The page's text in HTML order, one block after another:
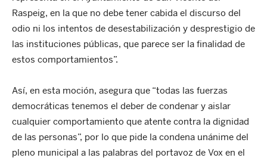
Raspeig, en la que no debe tener cabida el discurso del
odio ni los intentos de desestabilización y desprestigio de
las instituciones públicas, que parece ser la finalidad de
estos comportamientos”.
Así, en esta moción, asegura que “todas las fuerzas
democráticas tenemos el deber de condenar y aislar
cualquier comportamiento que atente contra la dignidad
de las personas”, por lo que pide la condena unánime del
pleno municipal a las palabras del portavoz de Vox en el